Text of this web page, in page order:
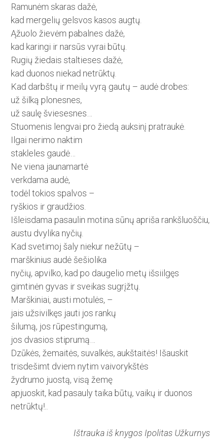
Ramunėm skaras dažė,
kad mergelių gelsvos kasos augtų.
Ąžuolo žievėm pabalnes dažė,
kad karingi ir narsūs vyrai būtų.
Rugių žiedais staltieses dažė,
kad duonos niekad netrūktų.
Kad darbštų ir meilų vyrą gautų – audė drobes:
už šilką plonesnes,
už saulę šviesesnes…
Stuomenis lengvai pro žiedą auksinį pratraukė.
Ilgai nerimo naktim
stakleles gaudė…
Ne viena jaunamartė
verkdama audė,
todėl tokios spalvos –
ryškios ir graudžios.
Išleisdama pasaulin motina sūnų apriša rankšluoščiu,
austu dvylika nyčių.
Kad svetimoj šaly niekur nežūtų –
marškinius audė šešiolika
nyčių, apvilko, kad po daugelio metų išsiilgęs
gimtinėn gyvas ir sveikas sugrįžtų.
Marškiniai, austi motulės, –
jais užsivilkęs jauti jos rankų
šilumą, jos rūpestingumą,
jos dvasios stiprumą…
Dzūkės, žemaitės, suvalkės, aukštaitės! Išauskit
trisdešimt dviem nytim vaivorykštės
žydrumo juostą, visą žemę
apjuoskit, kad pasauly taika būtų, vaikų ir duonos
netrūktų!..
Ištrauka iš knygos Ipolitas Užkurnys